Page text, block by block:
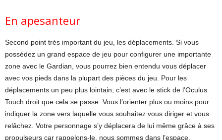
En apesanteur
Second point très important du jeu, les déplacements. Si vous
possédez un grand espace de jeu pour configurer une importante
zone avec le Gardian, vous pourrez bien entendu vous déplacer
avec vos pieds dans la plupart des pièces du jeu. Pour les
déplacements un peu plus lointain, c’est avec le stick de l’Oculus
Touch droit que cela se passe. Vous l’orienter plus ou moins pour
indiquer la zone vers laquelle vous souhaitez vous diriger et vous
relâchez. Votre personnage s’y déplacera de lui même grâce à ses
propulseurs car rappelons-le, nous sommes dans l’espace.